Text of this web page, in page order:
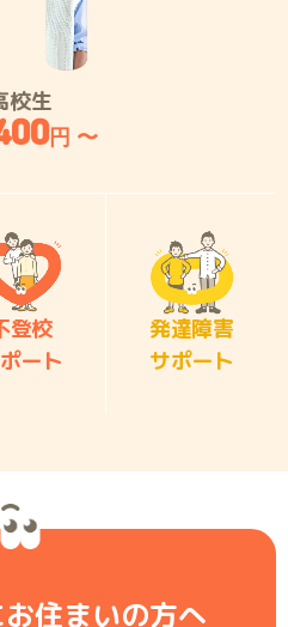
校生
円 〜
登校
ート
発達障害
サポート
住まいの方へ